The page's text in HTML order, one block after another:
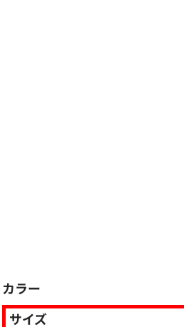
カラー
サイズ